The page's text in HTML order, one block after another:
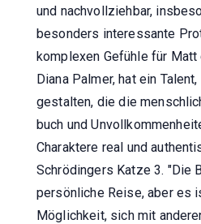
und nachvollziehbar,
besonders interessante
komplexen Gefühle für Matt
Diana Palmer, hat ein
gestalten, die die
buch und
Charaktere real und
Schrödingers Katze 3. "Die
persönliche Reise, aber es
Möglichkeit, sich mit